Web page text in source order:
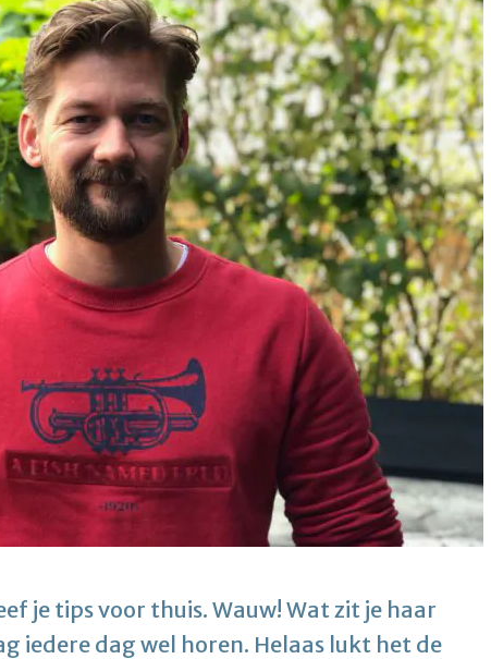
je tips voor thuis. Wauw! Wat zit je haar
iedere dag wel horen. Helaas lukt het de